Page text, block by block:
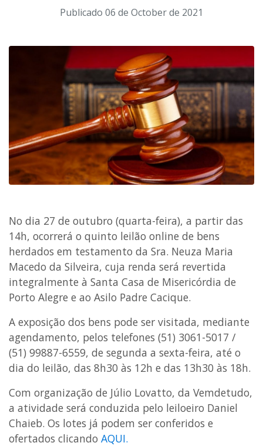
Publicado 06 de October de 2021
No dia 27 de outubro (quarta-feira), a partir das
14h, ocorrerá o quinto leilão online de bens
herdados em testamento da Sra. Neuza Maria
Macedo da Silveira, cuja renda será revertida
integralmente à Santa Casa de Misericórdia de
Porto Alegre e ao Asilo Padre Cacique.
A exposição dos bens pode ser visitada, mediante
agendamento, pelos telefones (51) 3061-5017 /
(51) 99887-6559, de segunda a sexta-feira, até o
dia do leilão, das 8h30 às 12h e das 13h30 às 18h.
Com organização de Júlio Lovatto, da Vemdetudo,
a atividade será conduzida pelo leiloeiro Daniel
Chaieb. Os lotes já podem ser conferidos e
ofertados clicando AQUI.